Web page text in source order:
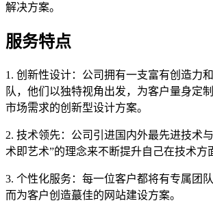
解决方案。
服务特点
1. 创新性设计：公司拥有一支富有创造力
队，他们以独特视角出发，为客户量身定
市场需求的创新型设计方案。
2. 技术领先：公司引进国内外最先进技术
术即艺术”的理念来不断提升自己在技术方
3. 个性化服务：每一位客户都将有专属团
而为客户创造蕞佳的网站建设方案。